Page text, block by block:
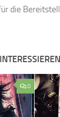
die
0